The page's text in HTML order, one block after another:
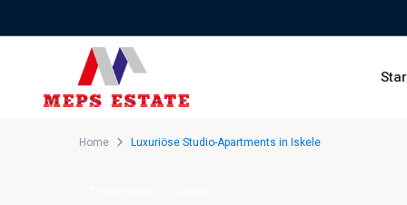
Home Luxuriöse Studio-Apartments in Iskele